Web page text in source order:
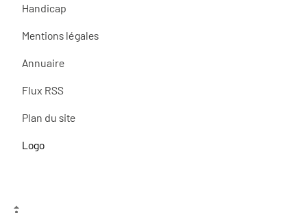
Handicap
Mentions légales
Annuaire
Flux RSS
Plan du site
Logo